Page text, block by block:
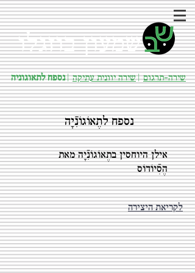
שמעון בוזגלו
שירה-תרגום|שירה יוונית עתיקה|נספח לתאוגוניה
נספח לתֶאוֹגוֹנִֿיָה
אילן היוחסין בתֶאוֹגוֹנִֿיָה מאת
הֶסִֿיוֹדוֹס
לקריאת היצירה